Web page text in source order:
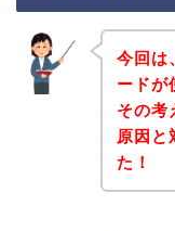
今回は
ードが
その考
原因と
た！